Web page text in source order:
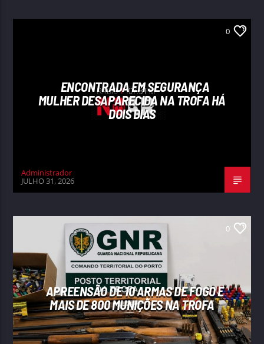
0
ENCONTRADA EM SEGURANÇA
MULHER DESAPARECIDA NA TROFA HÁ
DOIS DIAS
Administrador
JULHO 31, 2026
0
APREENSÃO DE 10 ARMAS DE FOGO E
MAIS DE 800 MUNIÇÕES NA TROFA